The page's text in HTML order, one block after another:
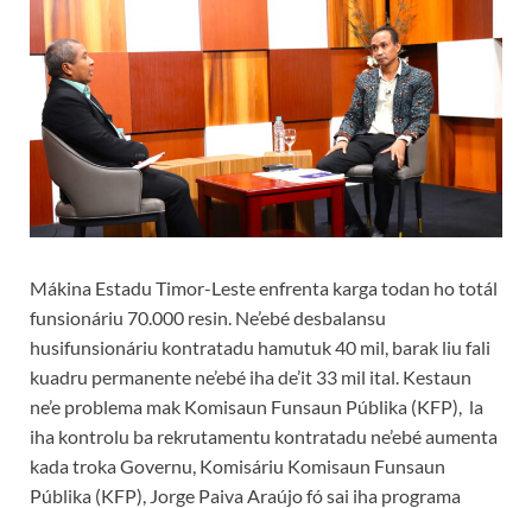
Mákina Estadu Timor-Leste enfrenta karga todan ho totál
funsionáriu 70.000 resin. Ne’ebé desbalansu
husifunsionáriu kontratadu hamutuk 40 mil, barak liu fali
kuadru permanente ne’ebé iha de’it 33 mil ital. Kestaun
ne’e problema mak Komisaun Funsaun Públika (KFP), la
iha kontrolu ba rekrutamentu kontratadu ne’ebé aumenta
kada troka Governu, Komisáriu Komisaun Funsaun
Públika (KFP), Jorge Paiva Araújo fó sai iha programa